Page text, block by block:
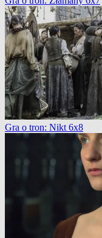
Gra o tron: Nikt 6x8